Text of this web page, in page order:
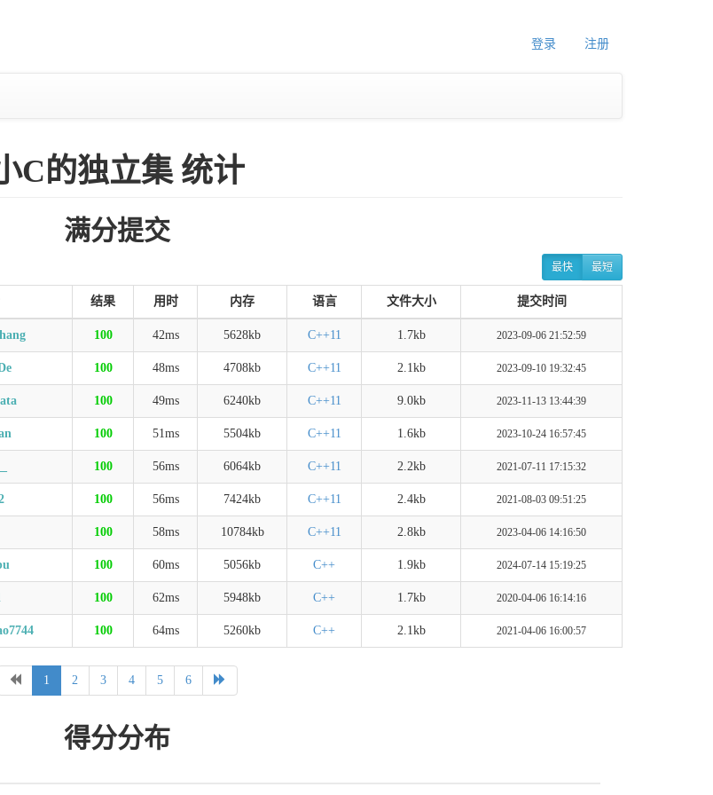
登录 注册
C的独立集 统计
满分提交
最快 最短
结果 用时 内存 语言 文件大小 提交时间
100 42ms 5628kb C++11 1.7kb 2023-09-06 21:52:59
100 48ms 4708kb C++11 2.1kb 2023-09-10 19:32:45
100 49ms 6240kb C++11 9.0kb 2023-11-13 13:44:39
100 51ms 5504kb C++11 1.6kb 2023-10-24 16:57:45
100 56ms 6064kb C++11 2.2kb 2021-07-11 17:15:32
100 56ms 7424kb C++11 2.4kb 2021-08-03 09:51:25
100 58ms 10784kb C++11 2.8kb 2023-04-06 14:16:50
100 60ms 5056kb C++ 1.9kb 2024-07-14 15:19:25
100 62ms 5948kb C++ 1.7kb 2020-04-06 16:14:16
100 64ms 5260kb C++ 2.1kb 2021-04-06 16:00:57
1 2 3 4 5 6
得分分布